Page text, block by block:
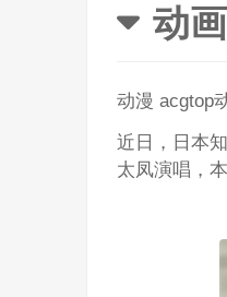
动
动漫 acgtop
近日，日本
太凤演唱，